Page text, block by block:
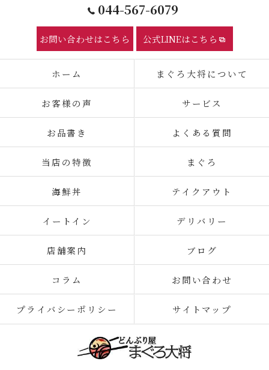
044-567-6079
お問い合わせはこちら 公式LINEはこちら
ホーム まぐろ大将について
お客様の声 サービス
お品書き よくある質問
当店の特徴 まぐろ
海鮮丼 テイクアウト
イートイン デリバリー
店舗案内 ブログ
コラム お問い合わせ
プライバシーポリシー サイトマップ